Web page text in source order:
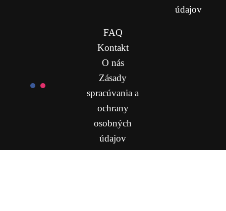
údajov
FAQ
Kontakt
O nás
Zásady
spracúvania a
ochrany
osobných
údajov